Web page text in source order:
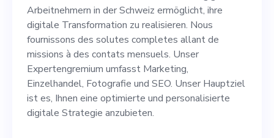
unserer Kunden durch die
Einführung optimaler
digitaler
Marketingstrategien. Um zu
postulieren, senden Sie Ihren
Lebenslauf an www
Arbeitnehmern in der Schweiz ermöglicht, ihre
digitale Transformation zu realisieren. Nous
fournissons des solutes completes allant de
missions à des contats mensuels. Unser
Expertengremium umfasst Marketing,
Einzelhandel, Fotografie und SEO. Unser Hauptziel
ist es, Ihnen eine optimierte und personalisierte
digitale Strategie anzubieten.